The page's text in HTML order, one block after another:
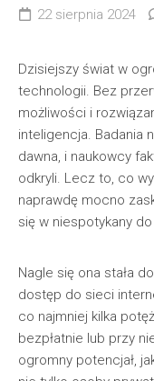
22 sierpnia 2024
Dzisiejszy świat w
technologii. Bez
możliwości i
inteligencja. Badania
dawna, i naukowcy
odkryli. Lecz to, co
naprawdę mocno
się w niespotykany
Nagle się ona stała
dostęp do sieci
co najmniej kilka
bezpłatnie lub przy
ogromny potencjał,